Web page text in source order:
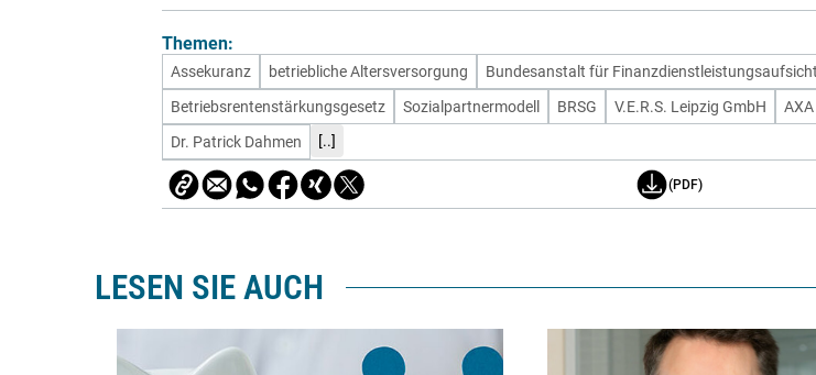
Themen:
Assekuranz betriebliche Altersversorgung Bundesanstalt für Finanzdienstleistungsaufsicht
Betriebsrentenstärkungsgesetz
Sozialpartnermodell BRSG V.E.R.S. Leipzig GmbH
Dr. Patrick Dahmen
[..]
(PDF)
LESEN SIE AUCH